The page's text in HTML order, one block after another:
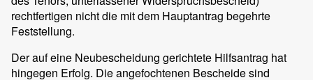
rechtfertigen nicht die mit dem Hauptantrag begehrte
Feststellung.
Der auf eine Neubescheidung gerichtete Hilfsantrag hat
hingegen Erfolg. Die angefochtenen Bescheide sind